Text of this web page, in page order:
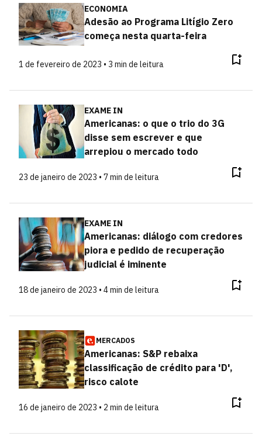
ECONOMIA
Adesão ao Programa Litígio Zero
começa nesta quarta-feira
1 de fevereiro de 2023 • 3 min de leitura
EXAME IN
Americanas: o que o trio do 3G
disse sem escrever e que
arrepiou o mercado todo
23 de janeiro de 2023 • 7 min de leitura
EXAME IN
Americanas: diálogo com credores
piora e pedido de recuperação
judicial é iminente
18 de janeiro de 2023 • 4 min de leitura
MERCADOS
Americanas: S&P rebaixa
classificação de crédito para 'D',
risco calote
16 de janeiro de 2023 • 2 min de leitura